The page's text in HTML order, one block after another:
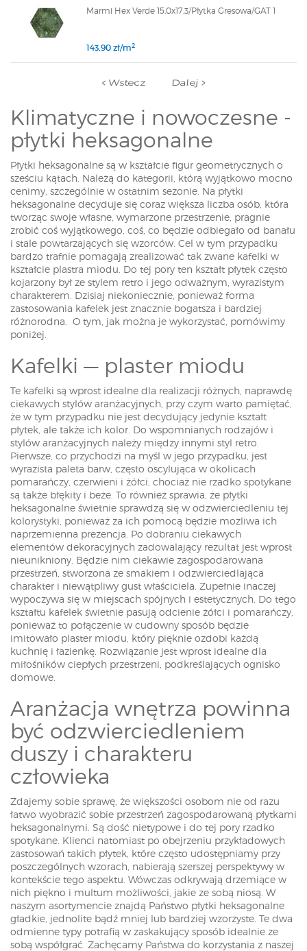
Marmi Hex Verde 15,0x17,3/Płytka Gresowa/GAT 1
143,90 zł/m2
Wstecz Dalej
Klimatyczne i nowoczesne -
płytki heksagonalne
Płytki heksagonalne są w kształcie figur geometrycznych o
sześciu kątach. Należą do kategorii, którą wyjątkowo mocno
cenimy, szczególnie w ostatnim sezonie. Na płytki
heksagonalne decyduje się coraz większa liczba osób, która
tworząc swoje własne, wymarzone przestrzenie, pragnie
zrobić coś wyjątkowego, coś, co będzie odbiegało od banału
i stale powtarzających się wzorców. Cel w tym przypadku
bardzo trafnie pomagają zrealizować tak zwane kafelki w
kształcie plastra miodu. Do tej pory ten kształt płytek często
kojarzony był ze stylem retro i jego odważnym, wyrazistym
charakterem. Dzisiaj niekoniecznie, ponieważ forma
zastosowania kafelek jest znacznie bogatsza i bardziej
różnorodna. O tym, jak można je wykorzystać, pomówimy
poniżej.
Kafelki — plaster miodu
Te kafelki są wprost idealne dla realizacji różnych, naprawdę
ciekawych stylów aranżacyjnych, przy czym warto pamiętać,
że w tym przypadku nie jest decydujący jedynie kształt
płytek, ale także ich kolor. Do wspomnianych rodzajów i
stylów aranżacyjnych należy między innymi styl retro.
Pierwsze, co przychodzi na myśl w jego przypadku, jest
wyrazista paleta barw, często oscylująca w okolicach
pomarańczy, czerwieni i żółci, chociaż nie rzadko spotykane
są także błękity i beże. To również sprawia, że płytki
heksagonalne świetnie sprawdzą się w odzwierciedleniu tej
kolorystyki, ponieważ za ich pomocą będzie możliwa ich
naprzemienna prezencja. Po dobraniu ciekawych
elementów dekoracyjnych zadowalający rezultat jest wprost
nieunikniony. Będzie nim ciekawie zagospodarowana
przestrzeń, stworzona ze smakiem i odzwierciedlająca
charakter i niewątpliwy gust właściciela. Zupełnie inaczej
wypoczywa się w miejscach spójnych i estetycznych. Do tego
kształtu kafelek świetnie pasują odcienie żółci i pomarańczy,
ponieważ to połączenie w cudowny sposób będzie
imitowało plaster miodu, który pięknie ozdobi każdą
kuchnię i łazienkę. Rozwiązanie jest wprost idealne dla
miłośników ciepłych przestrzeni, podkreślających ognisko
domowe.
Aranżacja wnętrza powinna
być odzwierciedleniem
duszy i charakteru
człowieka
Zdajemy sobie sprawę, że większości osobom nie od razu
łatwo wyobrazić sobie przestrzeń zagospodarowaną płytkami
heksagonalnymi. Są dość nietypowe i do tej pory rzadko
spotykane. Klienci natomiast po obejrzeniu przykładowych
zastosowań takich płytek, które często udostępniamy przy
poszczególnych wzorach, nabierają szerszej perspektywy w
kontekście tego aspektu. Wówczas odkrywają drzemiące w
nich piękno i multum możliwości, jakie ze sobą niosą. W
naszym asortymencie znajdą Państwo płytki heksagonalne
gładkie, jednolite bądź mniej lub bardziej wzorzyste. Te dwa
odmienne typy potrafią w zaskakujący sposób idealnie ze
sobą współgrać. Zachęcamy Państwa do korzystania z naszej